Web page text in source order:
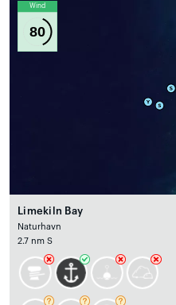
Wind
80
Limekiln Bay
Naturhavn
2.7 nm S